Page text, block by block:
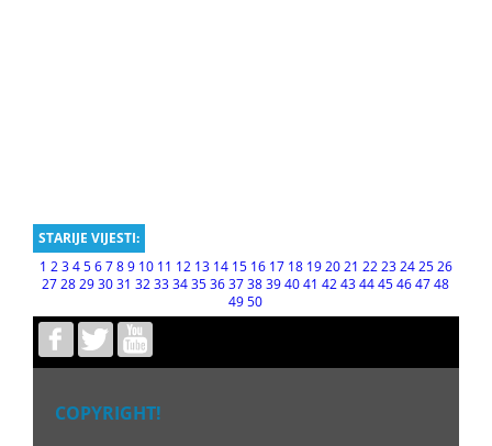
STARIJE VIJESTI:
1 23456789 10 11 12 13 14 15 16 17 18 192021 2223242526
27 28 29 30 31 32 33 34 35 36 37 38 39 40 41 42 43 44 45 46 47 48
49 50
COPYRIGHT!